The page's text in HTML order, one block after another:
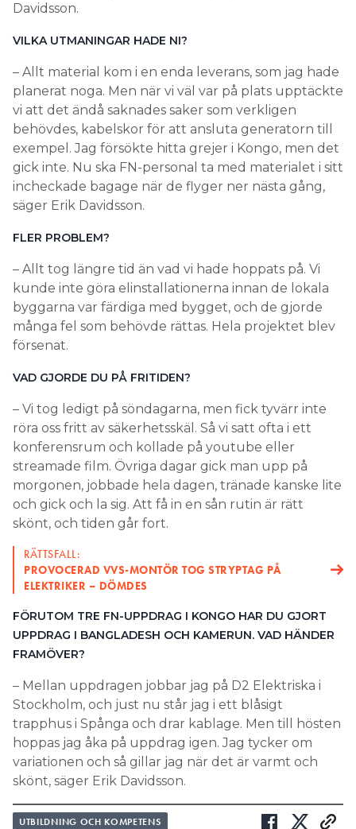
Davidsson.
VILKA UTMANINGAR HADE NI?
– Allt material kom i en enda leverans, som jag hade
planerat noga. Men när vi väl var på plats upptäckte
vi att det ändå saknades saker som verkligen
behövdes, kabelskor för att ansluta generatorn till
exempel. Jag försökte hitta grejer i Kongo, men det
gick inte. Nu ska FN-personal ta med materialet i sitt
incheckade bagage när de flyger ner nästa gång,
säger Erik Davidsson.
FLER PROBLEM?
– Allt tog längre tid än vad vi hade hoppats på. Vi
kunde inte göra elinstallationerna innan de lokala
byggarna var färdiga med bygget, och de gjorde
många fel som behövde rättas. Hela projektet blev
försenat.
VAD GJORDE DU PÅ FRITIDEN?
– Vi tog ledigt på söndagarna, men fick tyvärr inte
röra oss fritt av säkerhetsskäl. Så vi satt ofta i ett
konferensrum och kollade på youtube eller
streamade film. Övriga dagar gick man upp på
morgonen, jobbade hela dagen, tränade kanske lite
och gick och la sig. Att få in en sån rutin är rätt
skönt, och tiden går fort.
RÄTTSFALL:
PROVOCERAD VVS-MONTÖR TOG STRYPTAG PÅ
ELEKTRIKER – DÖMDES
FÖRUTOM TRE FN-UPPDRAG I KONGO HAR DU GJORT
UPPDRAG I BANGLADESH OCH KAMERUN. VAD HÄNDER
FRAMÖVER?
– Mellan uppdragen jobbar jag på D2 Elektriska i
Stockholm, och just nu står jag i ett blåsigt
trapphus i Spånga och drar kablage. Men till hösten
hoppas jag åka på uppdrag igen. Jag tycker om
variationen och så gillar jag när det är varmt och
skönt, säger Erik Davidsson.
UTBILDNING OCH KOMPETENS